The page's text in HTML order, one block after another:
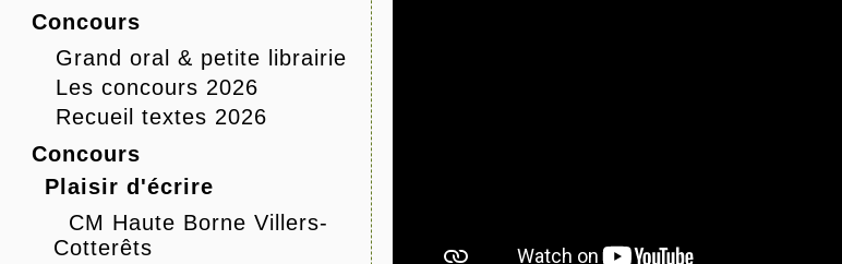
Concours
Grand oral & petite librairie
Les concours 2026
Recueil textes 2026
Concours
Plaisir d'écrire
CM Haute Borne Villers-
Cotterêts